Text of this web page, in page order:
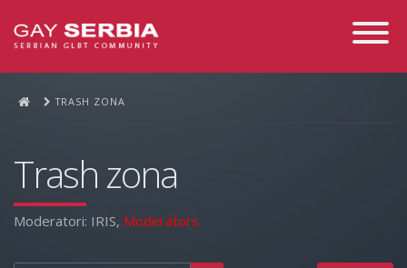
Toggle
TRASH ZONA
Trash zona
Moderatori: IRIS, Moderators